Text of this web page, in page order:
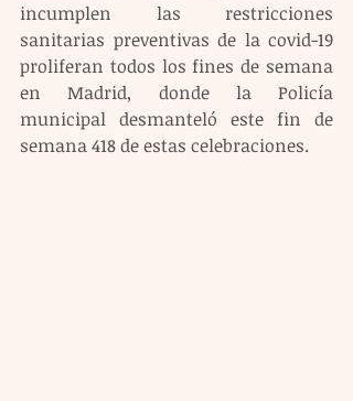
incumplen las restricciones
sanitarias preventivas de la covid-19
proliferan todos los fines de semana
en Madrid, donde la Policía
municipal desmanteló este fin de
semana 418 de estas celebraciones.